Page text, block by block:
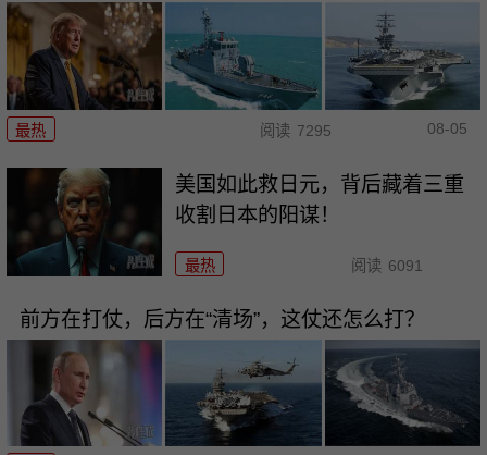
最热 阅读 7295 08-05
美国如此救日元，背后藏着三重
收割日本的阳谋！
最热 阅读 6091
前方在打仗，后方在“清场”，这仗还怎么打？